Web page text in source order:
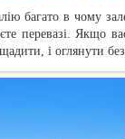
багато в чому
перевазі. Якщо
і оглянути